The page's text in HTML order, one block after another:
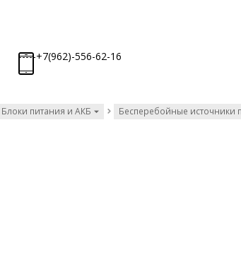
-----+7(962)-556-62-16
Блоки питания и АКБ Бесперебойные источники